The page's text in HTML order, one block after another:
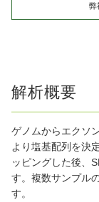
弊
解析概要
ゲノムからエクソ
より塩基配列を決
ッピングした後、
す。複数サンプル
す。